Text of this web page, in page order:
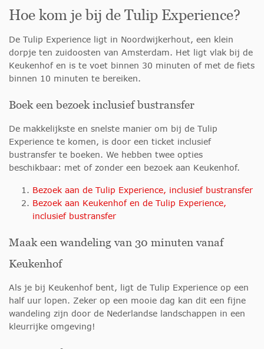
Hoe kom je bij de Tulip Experience?
De Tulip Experience ligt in Noordwijkerhout, een klein
dorpje ten zuidoosten van Amsterdam. Het ligt vlak bij de
Keukenhof en is te voet binnen 30 minuten of met de fiets
binnen 10 minuten te bereiken.
Boek een bezoek inclusief bustransfer
De makkelijkste en snelste manier om bij de Tulip
Experience te komen, is door een ticket inclusief
bustransfer te boeken. We hebben twee opties
beschikbaar: met of zonder een bezoek aan Keukenhof.
Bezoek aan de Tulip Experience, inclusief bustransfer
Bezoek aan Keukenhof en de Tulip Experience,
inclusief bustransfer
Maak een wandeling van 30 minuten vanaf
Keukenhof
Als je bij Keukenhof bent, ligt de Tulip Experience op een
half uur lopen. Zeker op een mooie dag kan dit een fijne
wandeling zijn door de Nederlandse landschappen in een
kleurrijke omgeving!